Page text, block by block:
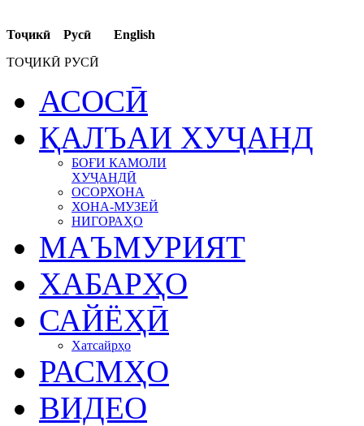
Тоҷикӣ Русӣ English
ТОҶИКӢ РУСӢ
АСОСӢ
ҚАЛЪАИ ХУҶАНД
БОҒИ КАМОЛИ
ХУҶАНДӢ
ОСОРХОНА
ХОНА-МУЗЕЙ
НИГОРАҲО
МАЪМУРИЯТ
ХАБАРҲО
САЙЁҲӢ
Хатсайрҳо
РАСМҲО
ВИДЕО